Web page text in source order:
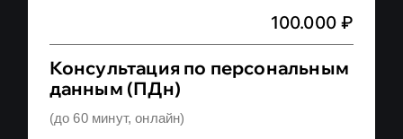
1.000.000 ₽ - 3.000.000 ₽
уведомили Роскомнадзор об
инциденте (факт
система обработки ПДн
документы, соответствующие
152-ФЗ и практике проверок
сниженные риски штрафов и
предписаний
100.000 ₽
Консультация по персональным
данным (ПДн)
(до 60 минут, онлайн)